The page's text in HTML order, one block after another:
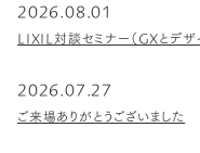
2026.08.01
LIXIL対談セミナー（GXとデザ
2026.07.27
ご来場ありがとうございました